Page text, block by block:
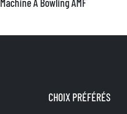
CHOIX PRÉFÉRÉS